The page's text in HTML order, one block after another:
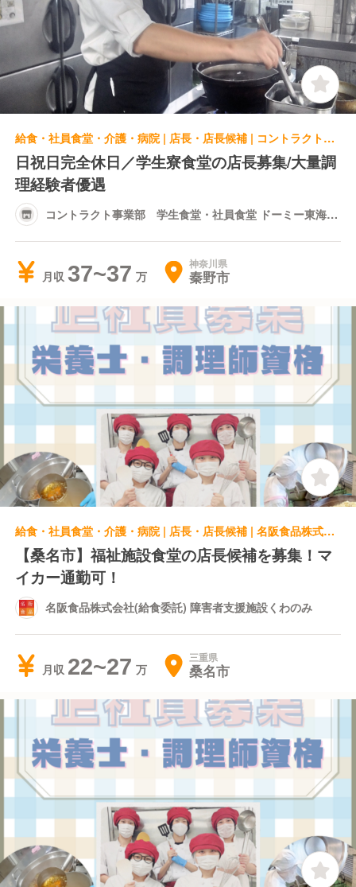
給食・社員食堂・介護・病院 | 店長・店長候補 | コントラクト事業部 学生食堂・社員食堂 ドーミー東海大hills学生寮食堂
日祝日完全休日／学生寮食堂の店長募集/大量調
理経験者優遇
コントラクト事業部 学生食堂・社員食堂 ドーミー東海大
月収 37~37 神奈川県
秦野市
給食・社員食堂・介護・病院 | 店長・店長候補 | 名阪食品株式会社(給食委託) 障害者支援施設くわのみ
【桑名市】福祉施設食堂の店長候補を募集！マ
イカー通勤可！
名阪食品株式会社(給食委託) 障害者支援施設くわのみ
月収 22~27 三重県
桑名市